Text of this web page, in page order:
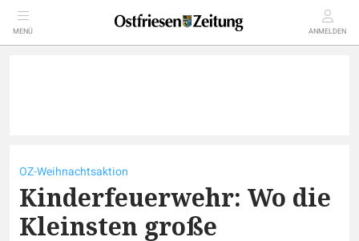
MENÜ ANMELDEN
OZ-Weihnachtsaktion
Kinderfeuerwehr: Wo die
Kleinsten große